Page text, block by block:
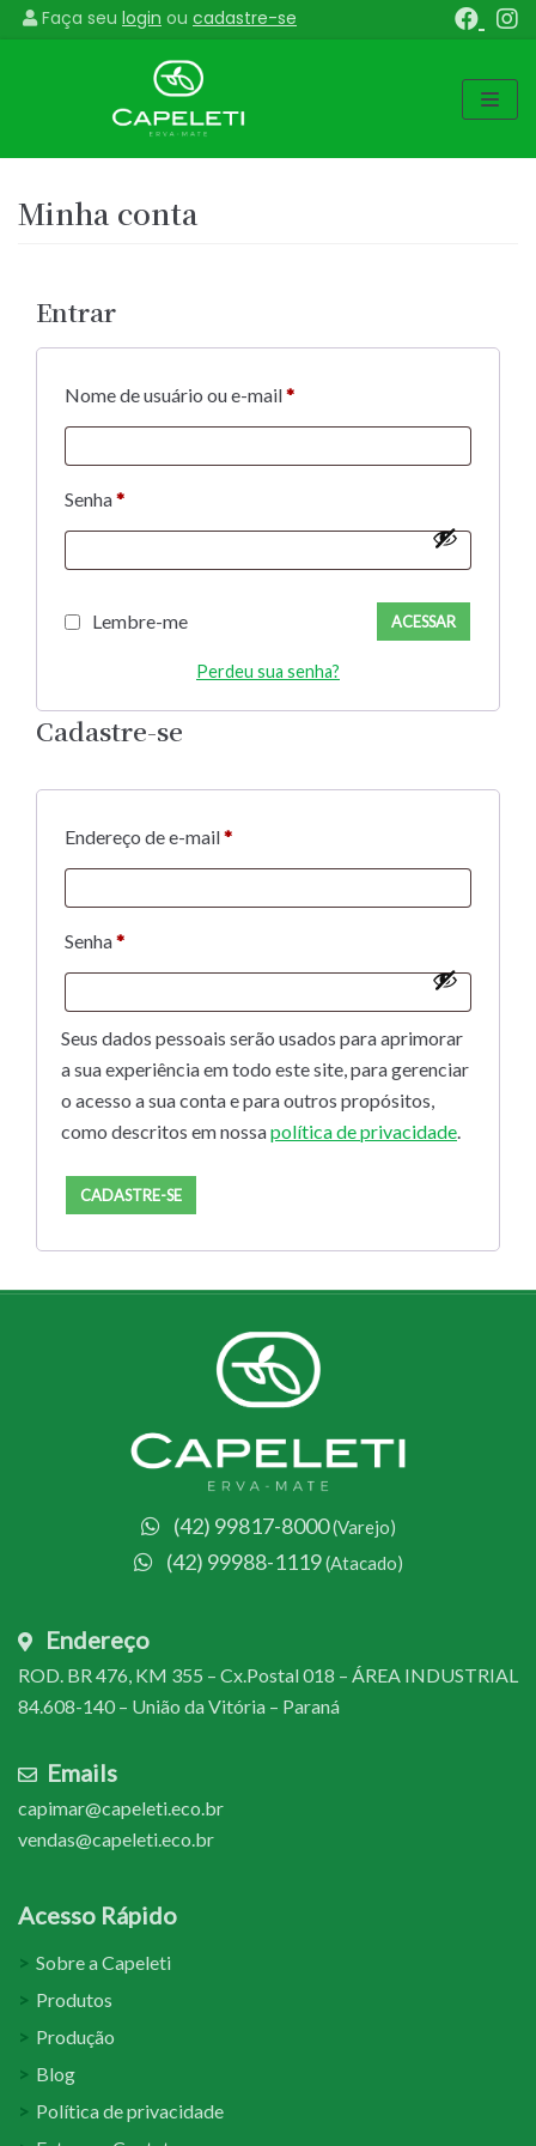
Faça seu login ou cadastre-se
Pular
Minha conta
Entrar
Nome de usuário ou e-mail*
Senha*
Lembre-me ACESSAR
Perdeu sua senha?
Cadastre-se
Endereço de e-mail*
Senha*
Seus dados pessoais serão usados para aprimorar
a sua experiência em todo este site, para gerenciar
o acesso a sua conta e para outros propósitos,
como descritos em nossapolítica de privacidade.
CADASTRE-SE
(42) 99817-8000(Varejo)
(42) 99988-1119(Atacado)
Endereço
ROD. BR 476, KM 355 – Cx.Postal 018 – ÁREA INDUSTRIAL
84.608-140 – União da Vitória – Paraná
Emails
capimar@capeleti.eco.br
vendas@capeleti.eco.br
Acesso Rápido
Sobre a Capeleti
Produtos
Produção
Blog
Política de privacidade